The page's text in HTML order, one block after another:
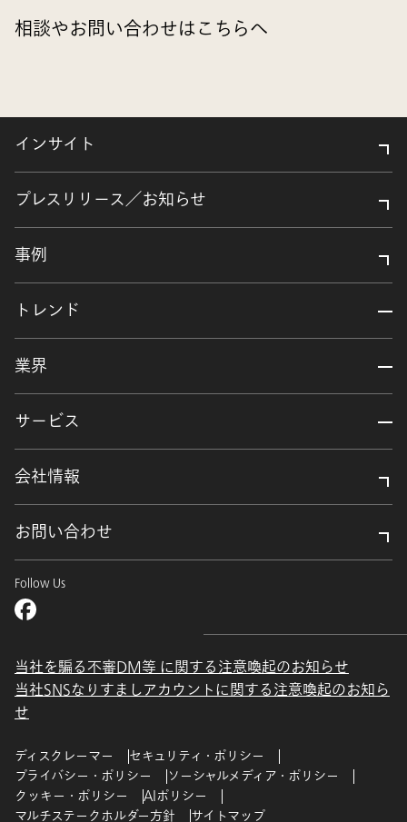
相談やお問い合わせはこちらへ
インサイト
プレスリリース／お知らせ
事例
トレンド
業界
サービス
会社情報
お問い合わせ
Follow Us
当社を騙る不審DM等 に関する注意喚起のお知らせ
当社SNSなりすましアカウントに関する注意喚起のお知ら
せ
ディスクレーマー
セキュリティ・ポリシー
プライバシー・ポリシー
ソーシャルメディア・ポリシー
クッキー・ポリシー
AIポリシー
マルチステークホルダー方針
サイトマップ